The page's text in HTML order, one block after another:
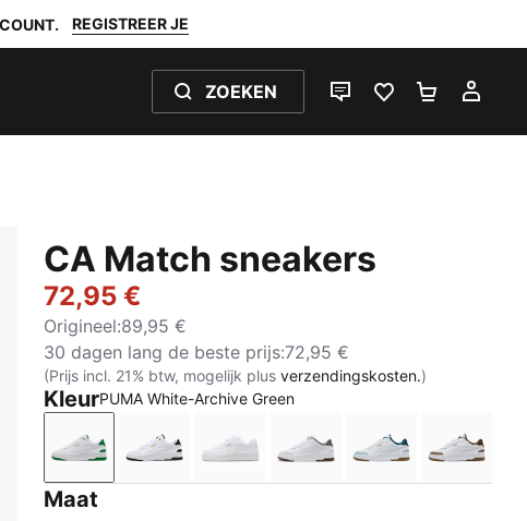
REGISTREER JE
ZOEKEN
LIVE CHATFAVORIETEN 0
CA Match sneakers
72,95 €
Origineel:89,95 €
30 dagen lang de beste prijs:72,95 €
(Prijs incl. 21% btw, mogelijk plusverzendingskosten.)
KleurPUMA White-Archive Green
PUMA White-Archive Green
PUMA White-PUMA Black
PUMA White-PUMA White
PUMA White-Silver Mist
PUMA White-Sea
PUMA
Maat